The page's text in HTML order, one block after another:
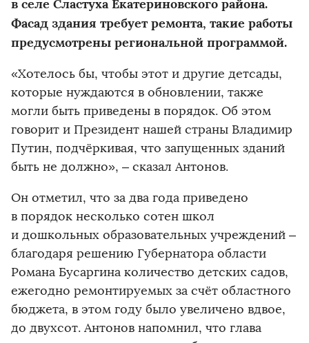
в селе Сластуха Екатериновского района.
Фасад здания требует ремонта, такие работы
предусмотрены региональной программой.
«Хотелось бы, чтобы этот и другие детсады,
которые нуждаются в обновлении, также
могли быть приведены в порядок. Об этом
говорит и Президент нашей страны Владимир
Путин, подчёркивая, что запущенных зданий
быть не должно», – сказал Антонов.
Он отметил, что за два года приведено
в порядок несколько сотен школ
и дошкольных образовательных учреждений –
благодаря решению Губернатора области
Романа Бусаргина количество детских садов,
ежегодно ремонтируемых за счёт областного
бюджета, в этом году было увеличено вдвое,
до двухсот. Антонов напомнил, что глава